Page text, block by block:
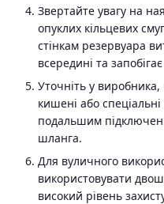
Звертайте увагу на
опуклих кільцевих
стінкам резервуара
всередині та
Уточніть у
кишені або
подальшим
шланга.
Для вуличного
використовувати
високий рівень